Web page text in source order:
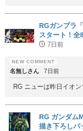
RGガンプラ
スタート！全
7日前
名無しさん 7日前
RG ニューは昨日イオン
RG ガンダム
描き下ろしパ